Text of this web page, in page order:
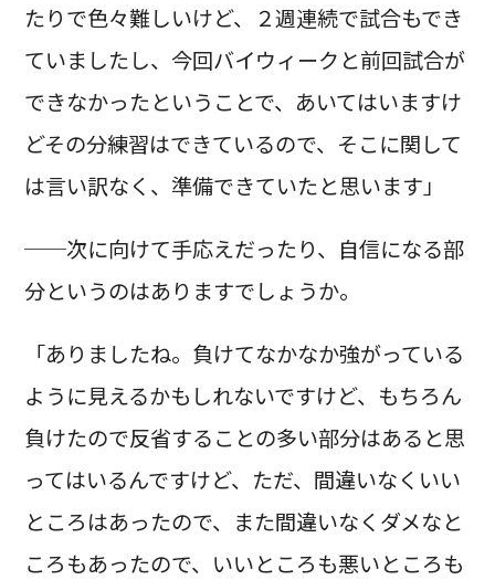
たりで色々難しいけど、２週連続で試合もでき
ていましたし、今回バイウィークと前回試合が
できなかったということで、あいてはいますけ
どその分練習はできているので、そこに関して
は言い訳なく、準備できていたと思います」
──次に向けて手応えだったり、自信になる部
分というのはありますでしょうか。
「ありましたね。負けてなかなか強がっている
ように見えるかもしれないですけど、もちろん
負けたので反省することの多い部分はあると思
ってはいるんですけど、ただ、間違いなくいい
ところはあったので、また間違いなくダメなと
ころもあったので、いいところも悪いところも